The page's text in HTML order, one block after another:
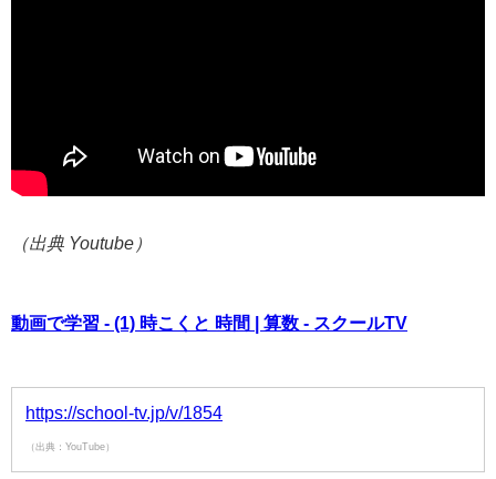
（出典 Youtube）
動画で学習 - (1) 時こくと 時間 | 算数 - スクールTV
https://school-tv.jp/v/1854
（出典：YouTube）